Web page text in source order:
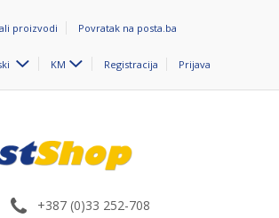
proizvodi Povratak na posta.ba
KM Registracija Prijava
+387 (0)33 252-708